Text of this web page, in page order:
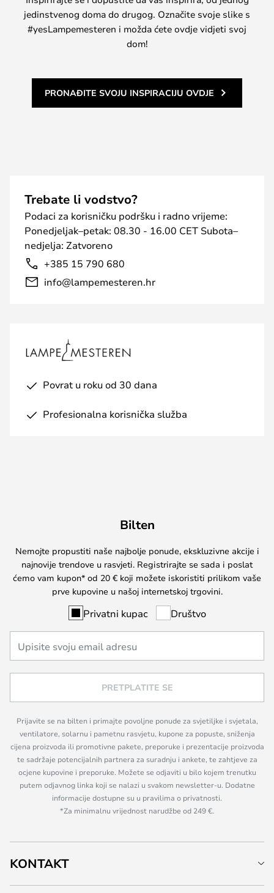
jedinstvenog doma do drugog. Označite svoje slike s
#yesLampemesteren i možda ćete ovdje vidjeti svoj
dom!
PRONAĐITE SVOJU INSPIRACIJU OVDJE
Trebate li vodstvo?
Podaci za korisničku podršku i radno vrijeme:
Ponedjeljak–petak: 08.30 - 16.00 CET Subota–
nedjelja: Zatvoreno
+385 15 790 680
info@lampemesteren.hr
Povrat u roku od 30 dana
Profesionalna korisnička služba
Bilten
Nemojte propustiti naše najbolje ponude, ekskluzivne akcije i
najnovije trendove u rasvjeti. Registrirajte se sada i poslat
ćemo vam kupon* od 20 € koji možete iskoristiti prilikom vaše
prve kupovine u našoj internetskoj trgovini.
Privatni kupac Društvo
PRETPLATITE SE
Prijavite se na bilten i primajte povoljne ponude za svjetiljke i svjetala,
ventilatore, solarnu i pametnu rasvjetu, kupone za popuste, sniženja
cijena proizvoda ili promotivne pakete, preporuke i prezentacije proizvoda
te sadržaje potencijalnih partnera za suradnju i ankete, te zahtjeve za
ocjene kupovine i preporuke. Možete se odjaviti u bilo kojem trenutku
putem odjavnog linka koji se nalazi u svakom newsletter-u. Dodatne
informacije dostupne su u pravilima o privatnosti.
*Za minimalnu vrijednost narudžbe od 249 €.
KONTAKT